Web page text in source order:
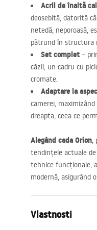
Acril de înaltă
deosebită, datorită
netedă, neporoasă,
pătrund în structura
Set complet –
căzii, un cadru cu
cromate.
Adaptare la
camerei,
dreapta, ceea ce
Alegând cada Orion,
tendințele actuale
tehnice funcționale,
modernă, asigurând
Vlastnosti